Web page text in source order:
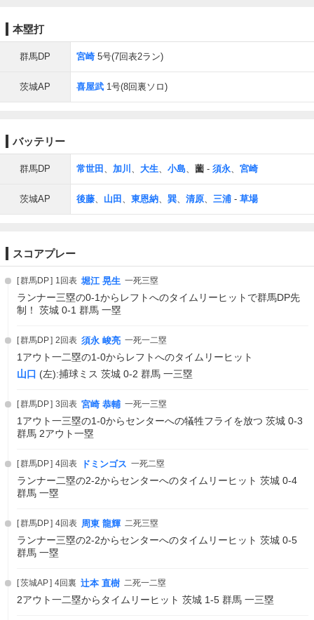
本塁打
群馬DP 宮崎5号(7回表2ラン)
茨城AP 喜屋武 1号(8回裏ソロ)
バッテリー
群馬DP 常世田 、 加川 、 大生、 小島、 薗 - 須永、 宮崎
茨城AP 後藤、 山田 、 東恩納、 巽、 清原、 三浦 - 草場
スコアプレー
群馬DP 1回表 堀江 晃生 一死三塁
ランナー三塁の0-1からレフトへのタイムリーヒットで群馬DP先
制！ 茨城 0-1 群馬 一塁
群馬DP 2回表 須永 峻亮 一死一二塁
1アウト一二塁の1-0からレフトへのタイムリーヒット
山口 (左):捕球ミス 茨城 0-2 群馬 一三塁
群馬DP 3回表 宮崎 恭輔 一死一三塁
1アウト一三塁の1-0からセンターへの犠牲フライを放つ 茨城 0-3
群馬 2アウト一塁
群馬DP 4回表 ドミンゴス 一死二塁
ランナー二塁の2-2からセンターへのタイムリーヒット 茨城 0-4
群馬 一塁
群馬DP 4回表 周東 龍輝 二死三塁
ランナー三塁の2-2からセンターへのタイムリーヒット 茨城 0-5
群馬 一塁
茨城AP 4回裏 辻本 直樹 二死一二塁
2アウト一二塁からタイムリーヒット 茨城 1-5 群馬 一三塁